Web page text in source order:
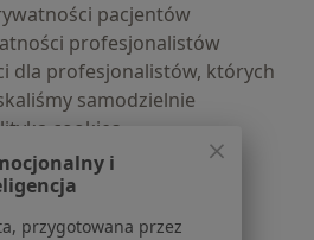
pacjentów
profesjonalistów
dla profesjonalistów, których
samodzielnie
cookies
wyniki wyszukiwania
i
przygotowana przez